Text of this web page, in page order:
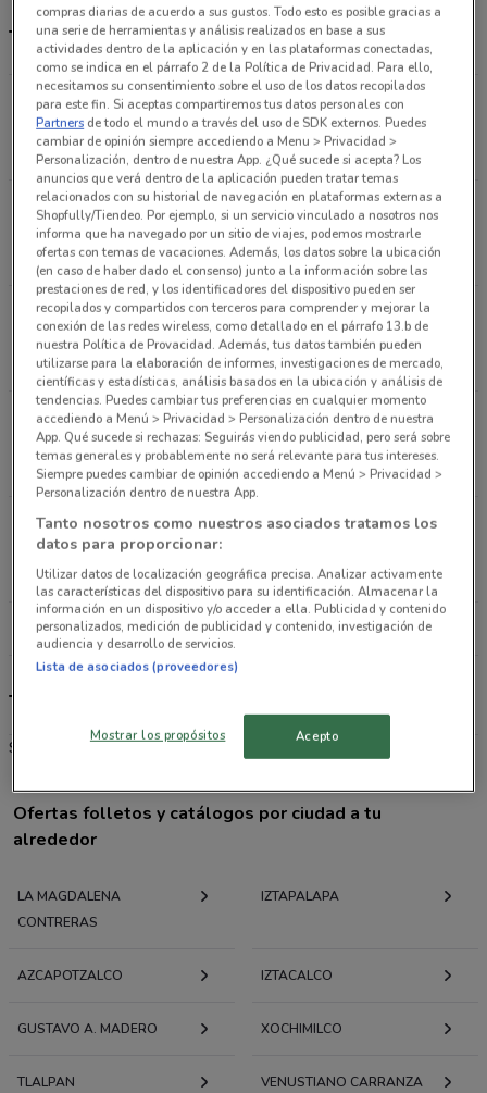
Tiendas Tiendas Neto más cercanas
AVENIDA EJE 4 SUR XOLA N 727 COLONIA DEL
VALLE NORTE Benito Juarez
1.1 km
AVENIDA EUGENIA NO. 281, COLONIA NARVARTE
PONIENTE Benito Juarez
2 km
Calle Calzada Becerra, 20, Col. Tacubaya Miguel
Hidalgo
2.1 km
AVENIDA COYOACAN EJE 3 PONIENTE N° 1430,
COLONIA DEL VALLE SUR Del Benito Juarez
2.2 km
Calle Dr. Jiménez #286, Col. Doctores Ciudad De
México
3.1 km
Todas las tiendas Tiendas Neto
Tiendas Neto
Supermercado
Ofertas folletos y catálogos por ciudad a tu
alrededor
LA MAGDALENA
CONTRERAS
IZTAPALAPA
AZCAPOTZALCO IZTACALCO
GUSTAVO A. MADERO XOCHIMILCO
TLALPAN VENUSTIANO CARRANZA
compras diarias de acuerdo a sus gustos. Todo esto es posible gracias a
una serie de herramientas y análisis realizados en base a sus
actividades dentro de la aplicación y en las plataformas conectadas,
como se indica en el párrafo 2 de la Política de Privacidad. Para ello,
necesitamos su consentimiento sobre el uso de los datos recopilados
para este fin. Si aceptas compartiremos tus datos personales con
Partners de todo el mundo a través del uso de SDK externos. Puedes
cambiar de opinión siempre accediendo a Menu > Privacidad >
Personalización, dentro de nuestra App. ¿Qué sucede si acepta? Los
anuncios que verá dentro de la aplicación pueden tratar temas
relacionados con su historial de navegación en plataformas externas a
Shopfully/Tiendeo. Por ejemplo, si un servicio vinculado a nosotros nos
informa que ha navegado por un sitio de viajes, podemos mostrarle
ofertas con temas de vacaciones. Además, los datos sobre la ubicación
(en caso de haber dado el consenso) junto a la información sobre las
prestaciones de red, y los identificadores del dispositivo pueden ser
recopilados y compartidos con terceros para comprender y mejorar la
conexión de las redes wireless, como detallado en el párrafo 13.b de
nuestra Política de Provacidad. Además, tus datos también pueden
utilizarse para la elaboración de informes, investigaciones de mercado,
científicas y estadísticas, análisis basados en la ubicación y análisis de
tendencias. Puedes cambiar tus preferencias en cualquier momento
accediendo a Menú > Privacidad > Personalización dentro de nuestra
App. Qué sucede si rechazas: Seguirás viendo publicidad, pero será sobre
temas generales y probablemente no será relevante para tus intereses.
Siempre puedes cambiar de opinión accediendo a Menú > Privacidad >
Personalización dentro de nuestra App.
Tanto nosotros como nuestros asociados tratamos los
datos para proporcionar:
Utilizar datos de localización geográfica precisa. Analizar activamente
las características del dispositivo para su identificación. Almacenar la
información en un dispositivo y/o acceder a ella. Publicidad y contenido
personalizados, medición de publicidad y contenido, investigación de
audiencia y desarrollo de servicios.
Lista de asociados (proveedores)
Mostrar los propósitos Acepto